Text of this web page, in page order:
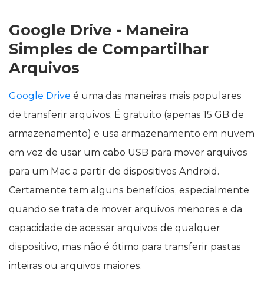
Google Drive - Maneira
Simples de Compartilhar
Arquivos
Google Drive é uma das maneiras mais populares
de transferir arquivos. É gratuito (apenas 15 GB de
armazenamento) e usa armazenamento em nuvem
em vez de usar um cabo USB para mover arquivos
para um Mac a partir de dispositivos Android.
Certamente tem alguns benefícios, especialmente
quando se trata de mover arquivos menores e da
capacidade de acessar arquivos de qualquer
dispositivo, mas não é ótimo para transferir pastas
inteiras ou arquivos maiores.